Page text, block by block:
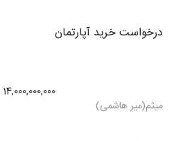
درخواست خرید آپارتمان
14,000,000,000
میثم(میر هاشمی)